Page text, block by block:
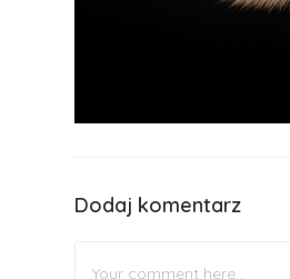
Dodaj komentarz